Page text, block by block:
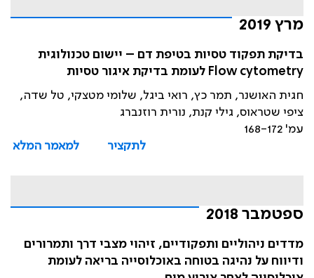
מרץ 2019
בדיקת תפקוד טסיות בטיפת דם – יישום טכנולוגית
Flow cytometry לעומת בדיקת איגור טסיות
חגית האושנר, תמר כץ, רואי ביגל, שלומי מטצקי, טל שדה,
ציפי שטראוס, גילי קנת, נורית רוזנברג
עמ' 168-172
לתקציר
למאמר המלא
ספטמבר 2018
מדדים ניהוליים ותפקודיים, זיהוי מצבי דרך ותמרורים
ודיווח על נהיגה בטוחה באוכלוסייה בריאה לעומת